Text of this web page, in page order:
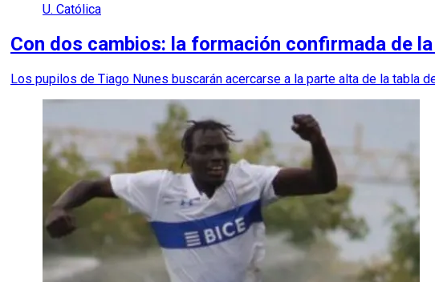
U. Católica
Con dos cambios: la formación confirmada de
Los pupilos de Tiago Nunes buscarán acercarse a la parte alta de la tabla